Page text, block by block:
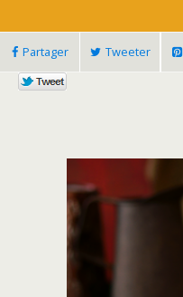
Partager Tweeter